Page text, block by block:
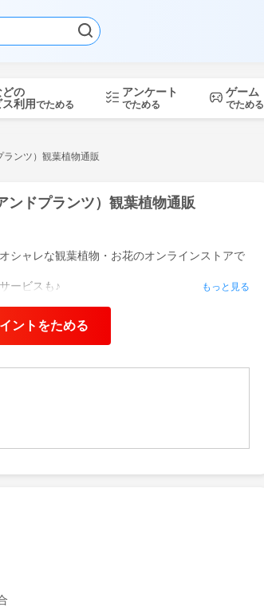
どの
利用でためる
アンケート
でためる
ゲーム
でためる
ンツ）観葉植物通販
ンドプランツ）観葉植物通販
シャレな観葉植物・お花のオンラインストアで
ービスも♪
もっと見る
ントをためる